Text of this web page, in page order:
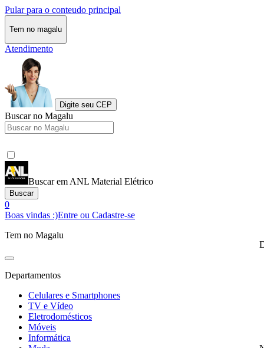
Pular para o conteudo principal
Tem no magalu
Atendimento
Digite seu CEP
Buscar no Magalu
Buscar em ANL Material Elétrico
Buscar
0
Boas vindas :)Entre ou Cadastre-se
Tem no Magalu
Departamentos
Celulares e Smartphones
TV e Vídeo
Eletrodomésticos
Móveis
Informática